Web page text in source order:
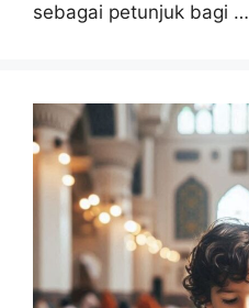
sebagai petunjuk bagi …